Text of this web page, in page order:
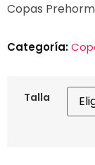
Copas
Categoría:
Talla